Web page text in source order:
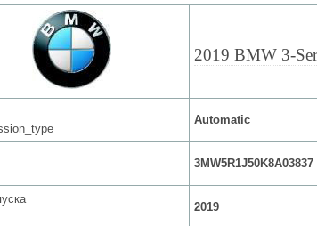
2019 BMW 3-
Automatic
3MW5R1J50K8A03837
2019